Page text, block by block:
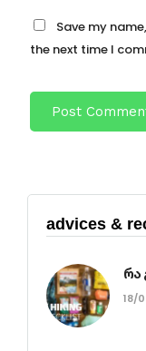
Save my
the next time I
advices &
რა
18/